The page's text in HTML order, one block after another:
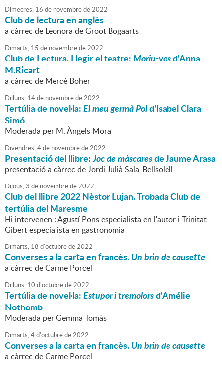
Dimecres, 16 de novembrede2022
Club de lectura en anglès
a càrrec de Leonora de Groot Bogaarts
Dimarts, 15 de novembrede2022
Club de Lectura. Llegir el teatre:Moriu-vosd'Anna
M.Ricart
a càrrec de Mercè Boher
Dilluns, 14de novembrede2022
Tertúlia de novel·la:El meu germà Pold'Isabel Clara
Simó
Moderada per M. Àngels Mora
Divendres,4de novembrede2022
Presentació del llibre:Joc de màscaresde Jaume Arasa
presentació a càrrec de Jordi Julià Sala-Bellsolell
Dijous,3 de novembrede2022
Club del llibre 2022 Nèstor Lujan. Trobada Club de
tertúlia del Maresme
Hi intervenen : Agustí Pons especialista en l'autor i Trinitat
Gibert especialista en gastronomia
Dimarts, 18 d'octubrede2022
Converses a la carta en francès.Un brin de causette
a càrrec de Carme Porcel
Dilluns, 10 d'octubrede2022
Tertúlia de novel·la:Estupor i tremolorsd'Amélie
Nothomb
Moderada per Gemma Tomàs
Dimarts,4d'octubrede2022
Converses a la carta en francès.Un brin de causette
a càrrec de Carme Porcel